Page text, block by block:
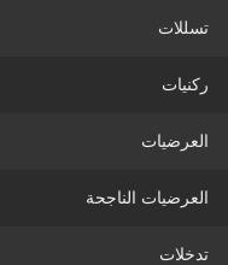
تسللات
ركنيات
العرضيات
العرضيات الناجحة
تدخلات